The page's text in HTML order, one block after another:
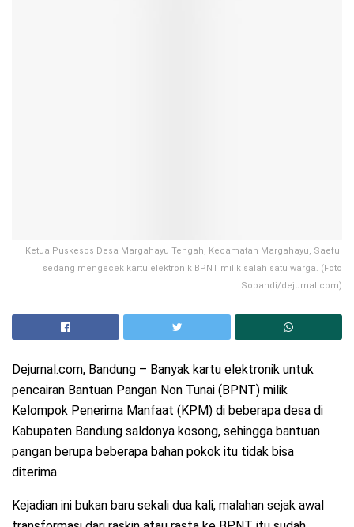
Ketua Puskesos Desa Margahayu Tengah, Kecamatan Margahayu, Saeful
sedang mengecek kartu elektronik BPNT milik salah satu warga. (Foto
Sopandi/dejurnal.com)
Dejurnal.com, Bandung – Banyak kartu elektronik untuk
pencairan Bantuan Pangan Non Tunai (BPNT) milik
Kelompok Penerima Manfaat (KPM) di beberapa desa di
Kabupaten Bandung saldonya kosong, sehingga bantuan
pangan berupa beberapa bahan pokok itu tidak bisa
diterima.
Kejadian ini bukan baru sekali dua kali, malahan sejak awal